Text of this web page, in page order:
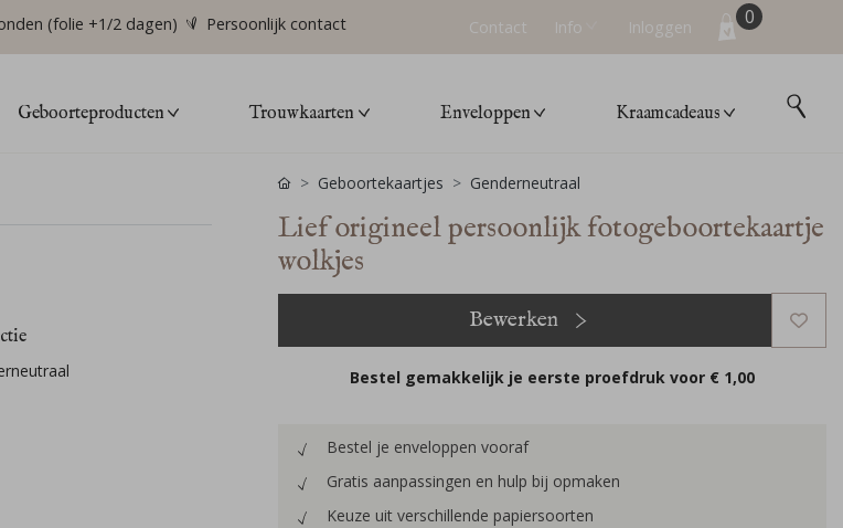
(folie +1/2 dagen) Persoonlijk contact Contact Info Inloggen 0
Geboorteproducten Trouwkaarten Enveloppen Kraamcadeaus
Geboortekaartjes Genderneutraal
Lief origineel persoonlijk fotogeboortekaartje
wolkjes
Bewerken
Bestel gemakkelijk je eerste proefdruk voor € 1,00
Bestel je enveloppen vooraf
Gratis aanpassingen en hulp bij opmaken
Keuze uit verschillende papiersoorten